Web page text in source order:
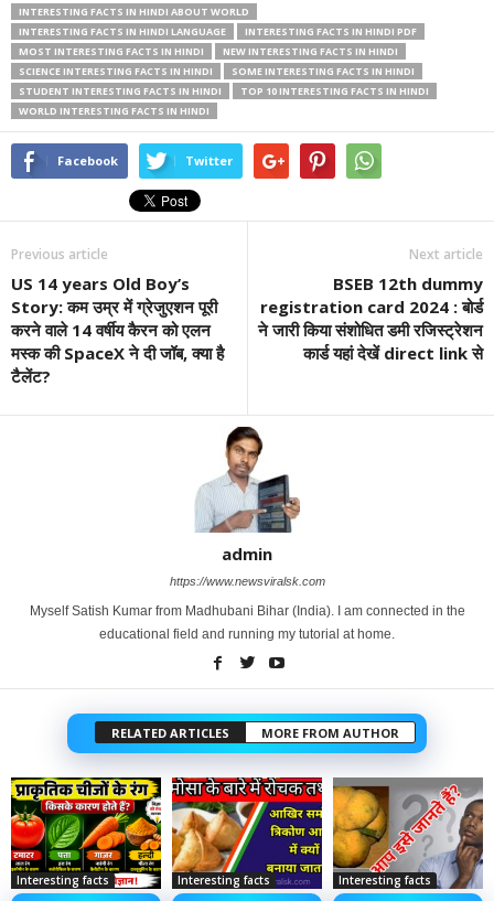
INTERESTING FACTS IN HINDI ABOUT WORLD
INTERESTING FACTS IN HINDI LANGUAGE
INTERESTING FACTS IN HINDI PDF
MOST INTERESTING FACTS IN HINDI
NEW INTERESTING FACTS IN HINDI
SCIENCE INTERESTING FACTS IN HINDI
SOME INTERESTING FACTS IN HINDI
STUDENT INTERESTING FACTS IN HINDI
TOP 10 INTERESTING FACTS IN HINDI
WORLD INTERESTING FACTS IN HINDI
Facebook Twitter
Previous article
US 14 years Old Boy’s
Story: कम उम्र में ग्रेजुएशन पूरी
करने वाले 14 वर्षीय कैरन को एलन
मस्क की SpaceX ने दी जॉब, क्या है
टैलेंट?
Next article
BSEB 12th dummy
registration card 2024 : बोर्ड
ने जारी किया संशोधित डमी रजिस्ट्रेशन
कार्ड यहां देखें direct link से
admin
https://www.newsviralsk.com
Myself Satish Kumar from Madhubani Bihar (India). I am connected in the
educational field and running my tutorial at home.
RELATED ARTICLES MORE FROM AUTHOR
Interesting facts Interesting facts Interesting facts